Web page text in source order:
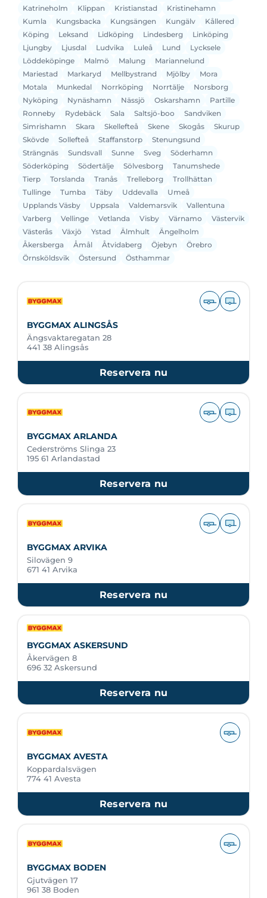
Katrineholm
Klippan Kristianstad
Kristinehamn
Kumla
Kungsbacka Kungsängen Kungälv
Kållered
Köping
Leksand Lidköping Lindesberg
Linköping
Ljungby
Ljusdal Ludvika Luleå Lund
Lycksele
Löddeköpinge
Malmö Malung
Mariannelund
Mariestad
Markaryd Mellbystrand Mjölby
Mora
Motala
Munkedal Norrköping Norrtälje
Norsborg
Nyköping
Nynäshamn Nässjö Oskarshamn
Partille
Ronneby
Rydebäck Sala Saltsjö-boo
Sandviken
Simrishamn
Skara Skellefteå Skene Skogås
Skurup
Skövde
Sollefteå Staffanstorp
Stenungsund
Strängnäs
Sundsvall Sunne Sveg
Söderhamn
Söderköping
Södertälje Sölvesborg
Tanumshede
Tierp
Torslanda Tranås Trelleborg
Trollhättan
Tullinge
Tumba Täby Uddevalla
Umeå
Upplands Väsby
Uppsala Valdemarsvik
Vallentuna
Varberg
Vellinge Vetlanda Visby Värnamo
Västervik
Västerås
Växjö Ystad Älmhult
Ängelholm
Åkersberga
Åmål Åtvidaberg Öjebyn
Örebro
Örnsköldsvik
Östersund Östhammar
BYGGMAX ALINGSÅS
Ängsvaktaregatan 28
441 38 Alingsås
Reservera nu
BYGGMAX ARLANDA
Cederströms Slinga 23
195 61 Arlandastad
Reservera nu
BYGGMAX ARVIKA
Silovägen 9
671 41 Arvika
Reservera nu
BYGGMAX ASKERSUND
Åkervägen 8
696 32 Askersund
Reservera nu
BYGGMAX AVESTA
Koppardalsvägen
774 41 Avesta
Reservera nu
BYGGMAX BODEN
Gjutvägen 17
961 38 Boden